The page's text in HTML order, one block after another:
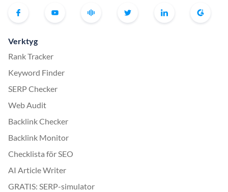
Verktyg
Rank Tracker
Keyword Finder
SERP Checker
Web Audit
Backlink Checker
Backlink Monitor
Checklista för SEO
AI Article Writer
GRATIS: SERP-simulator